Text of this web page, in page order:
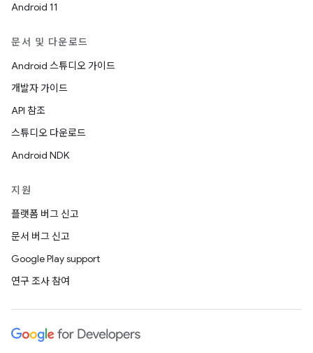
Android 11
문서 및 다운로드
Android 스튜디오 가이드
개발자 가이드
API 참조
스튜디오 다운로드
Android NDK
지원
플랫폼 버그 신고
문서 버그 신고
Google Play support
연구 조사 참여